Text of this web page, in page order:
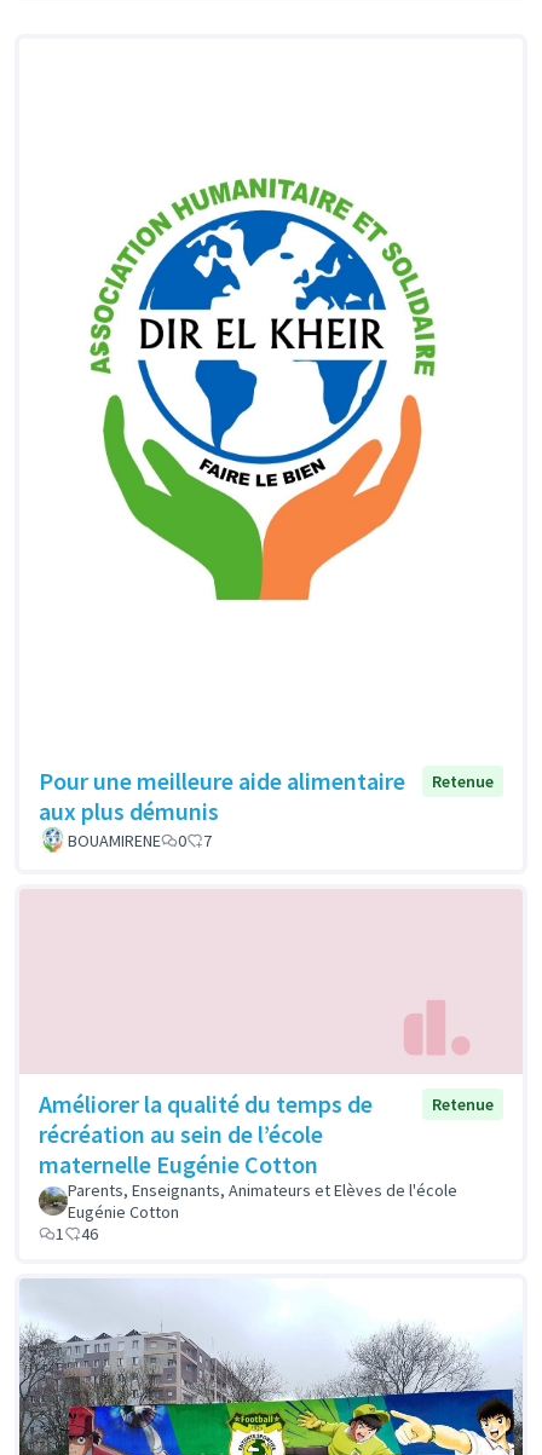
Pour une meilleure aide alimentaire
aux plus démunis
Retenue
BOUAMIRENE 0 7
Améliorer la qualité du temps de
récréation au sein de l’école
maternelle Eugénie Cotton
Retenue
Parents, Enseignants, Animateurs et Elèves de l'école
Eugénie Cotton
1
46